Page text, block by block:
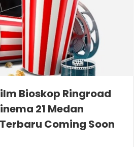
Bioskop Ringroad
21 Medan
Coming Soon